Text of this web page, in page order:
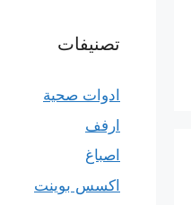
تصنيفات
ادوات صحية
ارفف
اصباغ
اكسس بوينت